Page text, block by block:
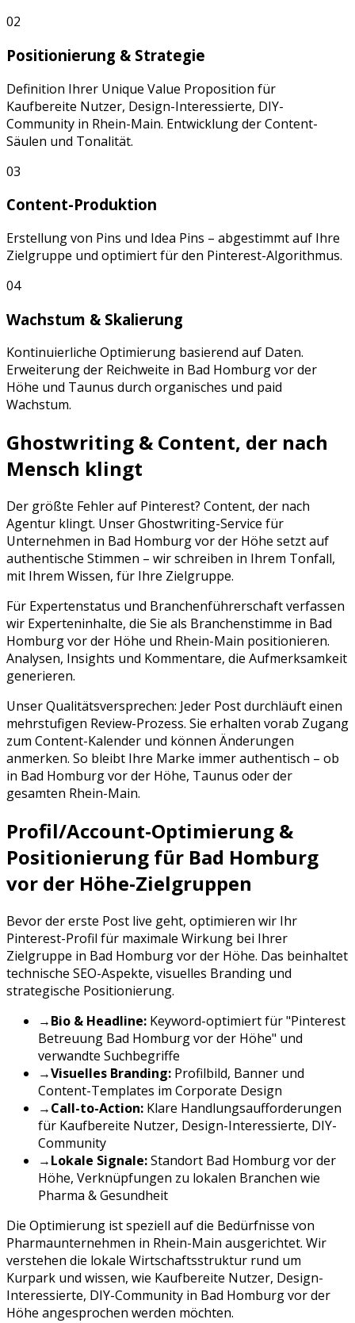
02
Positionierung & Strategie
Definition Ihrer Unique Value Proposition für
Kaufbereite Nutzer, Design-Interessierte, DIY-
Community in Rhein-Main. Entwicklung der Content-
Säulen und Tonalität.
03
Content-Produktion
Erstellung von Pins und Idea Pins – abgestimmt auf Ihre
Zielgruppe und optimiert für den Pinterest-Algorithmus.
04
Wachstum & Skalierung
Kontinuierliche Optimierung basierend auf Daten.
Erweiterung der Reichweite in Bad Homburg vor der
Höhe und Taunus durch organisches und paid
Wachstum.
Ghostwriting & Content, der nach
Mensch klingt
Der größte Fehler auf Pinterest? Content, der nach
Agentur klingt. Unser Ghostwriting-Service für
Unternehmen in Bad Homburg vor der Höhe setzt auf
authentische Stimmen – wir schreiben in Ihrem Tonfall,
mit Ihrem Wissen, für Ihre Zielgruppe.
Für Expertenstatus und Branchenführerschaft verfassen
wir Experteninhalte, die Sie als Branchenstimme in Bad
Homburg vor der Höhe und Rhein-Main positionieren.
Analysen, Insights und Kommentare, die Aufmerksamkeit
generieren.
Unser Qualitätsversprechen: Jeder Post durchläuft einen
mehrstufigen Review-Prozess. Sie erhalten vorab Zugang
zum Content-Kalender und können Änderungen
anmerken. So bleibt Ihre Marke immer authentisch – ob
in Bad Homburg vor der Höhe, Taunus oder der
gesamten Rhein-Main.
Profil/Account-Optimierung &
Positionierung für Bad Homburg
vor der Höhe-Zielgruppen
Bevor der erste Post live geht, optimieren wir Ihr
Pinterest-Profil für maximale Wirkung bei Ihrer
Zielgruppe in Bad Homburg vor der Höhe. Das beinhaltet
technische SEO-Aspekte, visuelles Branding und
strategische Positionierung.
→Bio & Headline: Keyword-optimiert für "Pinterest
Betreuung Bad Homburg vor der Höhe" und
verwandte Suchbegriffe
→Visuelles Branding: Profilbild, Banner und
Content-Templates im Corporate Design
→Call-to-Action: Klare Handlungsaufforderungen
für Kaufbereite Nutzer, Design-Interessierte, DIY-
Community
→Lokale Signale:Standort Bad Homburg vor der
Höhe, Verknüpfungen zu lokalen Branchen wie
Pharma & Gesundheit
Die Optimierung ist speziell auf die Bedürfnisse von
Pharmaunternehmen in Rhein-Main ausgerichtet. Wir
verstehen die lokale Wirtschaftsstruktur rund um
Kurpark und wissen, wie Kaufbereite Nutzer, Design-
Interessierte, DIY-Community in Bad Homburg vor der
Höhe angesprochen werden möchten.